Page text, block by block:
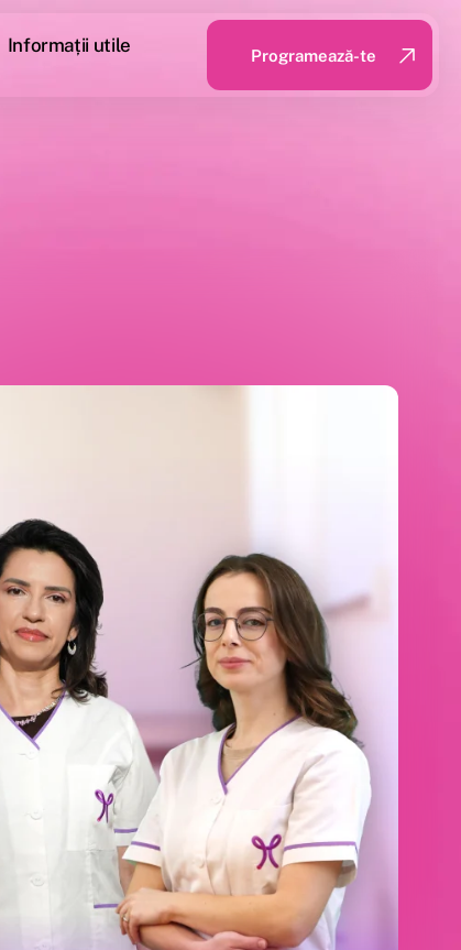
Informații utile
Programează-te